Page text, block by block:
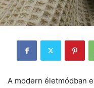
A modern életmódban